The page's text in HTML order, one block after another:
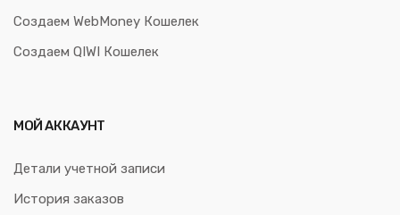
Создаем WebMoney Кошелек
Создаем QIWI Кошелек
МОЙ АККАУНТ
Детали учетной записи
История заказов